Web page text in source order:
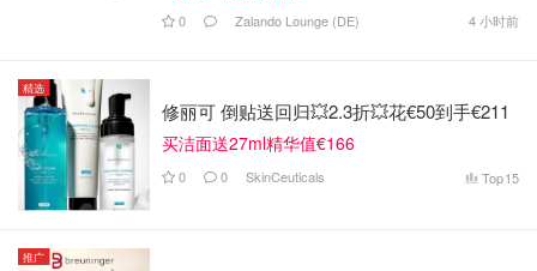
0 Zalando Lounge (DE) 4 小时前
精选
修丽可 倒贴送回归💥2.3折💥花€50到手€211
买洁面送27ml精华值€166
0 0 SkinCeuticals Top15
推广